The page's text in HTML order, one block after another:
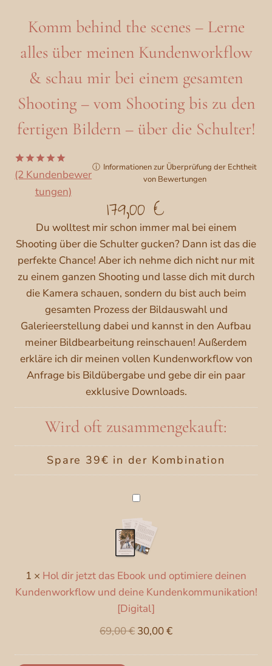
Komm behind the scenes – Lerne
alles über meinen Kundenworkflow
& schau mir bei einem gesamten
Shooting – vom Shooting bis zu den
fertigen Bildern – über die Schulter!
Bewertet
von 5,
2
Kundenbew
(2 Kundenbewer
tungen)
ⓘ Informationen zur Überprüfung der Echtheit
von Bewertungen
179,00 €
Du wolltest mir schon immer mal bei einem
Shooting über die Schulter gucken? Dann ist das die
perfekte Chance! Aber ich nehme dich nicht nur mit
zu einem ganzen Shooting und lasse dich mit durch
die Kamera schauen, sondern du bist auch beim
gesamten Prozess der Bildauswahl und
Galerieerstellung dabei und kannst in den Aufbau
meiner Bildbearbeitung reinschauen! Außerdem
erkläre ich dir meinen vollen Kundenworkflow von
Anfrage bis Bildübergabe und gebe dir ein paar
exklusive Downloads.
Wird oft zusammengekauft:
Spare 39€ in der Kombination
H
o
l
d
r
j
e
t
1 × Hol dir jetzt das Ebook und optimiere deinen
Kundenworkflow und deine Kundenkommunikation!
[Digital]
69,00€ U
30,00€A